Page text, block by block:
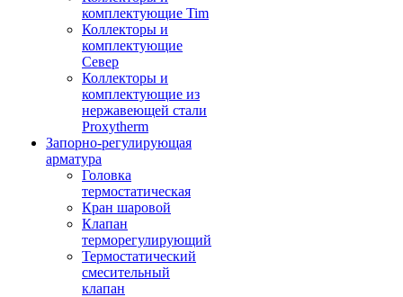
комплектующие Tim
Коллекторы и
комплектующие
Север
Коллекторы и
комплектующие из
нержавеющей стали
Proxytherm
Запорно-регулирующая
арматура
Головка
термостатическая
Кран шаровой
Клапан
терморегулирующий
Термостатический
смесительный
клапан